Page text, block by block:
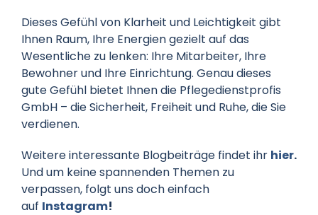
Dieses Gefühl von Klarheit und Leichtigkeit gibt
Ihnen Raum, Ihre Energien gezielt auf das
Wesentliche zu lenken: Ihre Mitarbeiter, Ihre
Bewohner und Ihre Einrichtung. Genau dieses
gute Gefühl bietet Ihnen die Pflegedienstprofis
GmbH – die Sicherheit, Freiheit und Ruhe, die Sie
verdienen.
Weitere interessante Blogbeiträge findet ihr hier.
Und um keine spannenden Themen zu
verpassen, folgt uns doch einfach
auf Instagram!